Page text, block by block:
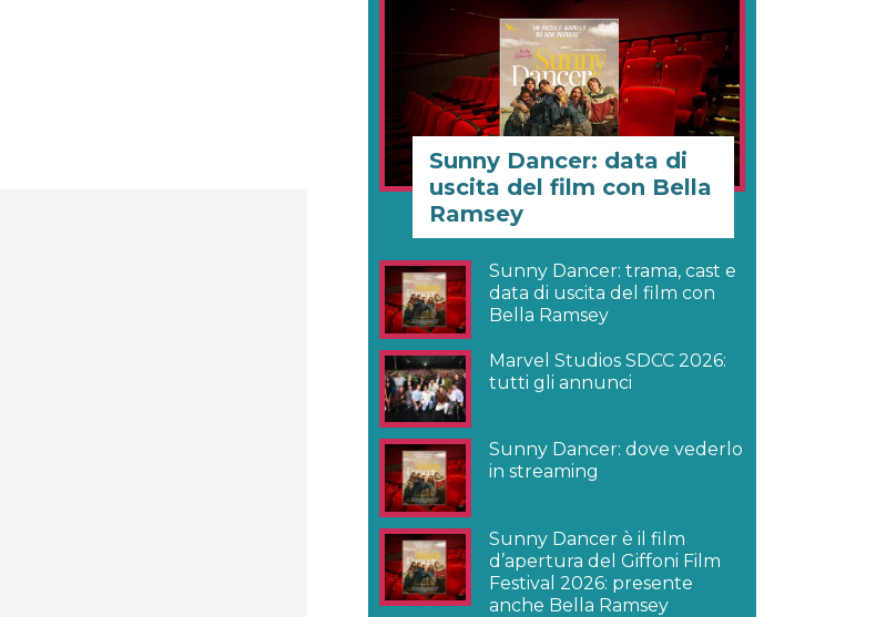
Sunny Dancer: data di
uscita del film con Bella
Ramsey
Sunny Dancer: trama, cast e
data di uscita del film con
Bella Ramsey
Marvel Studios SDCC 2026:
tutti gli annunci
Sunny Dancer: dove vederlo
in streaming
Sunny Dancer è il film
d’apertura del Giffoni Film
Festival 2026: presente
anche Bella Ramsey